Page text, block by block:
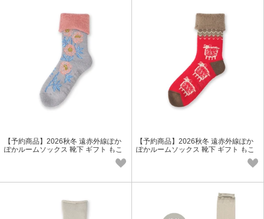
【予約商品】2026秋冬 遠赤外線ぽか
ぽかルームソックス 靴下 ギフト もこ
【予約商品】2026秋冬 遠赤外線ぽか
ぽかルームソックス 靴下 ギフト もこ